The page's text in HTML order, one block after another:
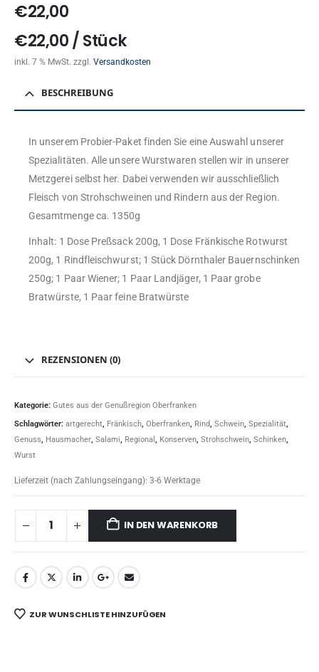
€22,00
€22,00/ Stück
inkl. 7 % MwSt. zzgl. Versandkosten
BESCHREIBUNG
In unserem Probier-Paket finden Sie eine Auswahl unserer
Spezialitäten. Alle unsere Wurstwaren stellen wir in unserer
Metzgerei selbst her. Dabei verwenden wir ausschließlich
Fleisch von Strohschweinen und Rindern aus der Region.
Gesamtmenge ca. 1350g
Inhalt: 1 Dose Preßsack 200g, 1 Dose Fränkische Rotwurst
200g, 1 Rindfleischwurst; 1 Stück Dörnthaler Bauernschinken
250g; 1 Paar Wiener; 1 Paar Landjäger, 1 Paar grobe
Bratwürste, 1 Paar feine Bratwürste
REZENSIONEN (0)
Kategorie: Gutes aus der Genußregion Oberfranken
Schlagwörter: artgerecht, Fränkisch, Oberfranken, Rind, Schwein, Spezialität,
Genuss, Hausmacher, Salami, Regional , Konserven, Strohschwein, Schinken,
Wurst
Lieferzeit (nach Zahlungseingang): 3-6 Werktage
IN DEN WARENKORB
ZUR WUNSCHLISTE HINZUFÜGEN